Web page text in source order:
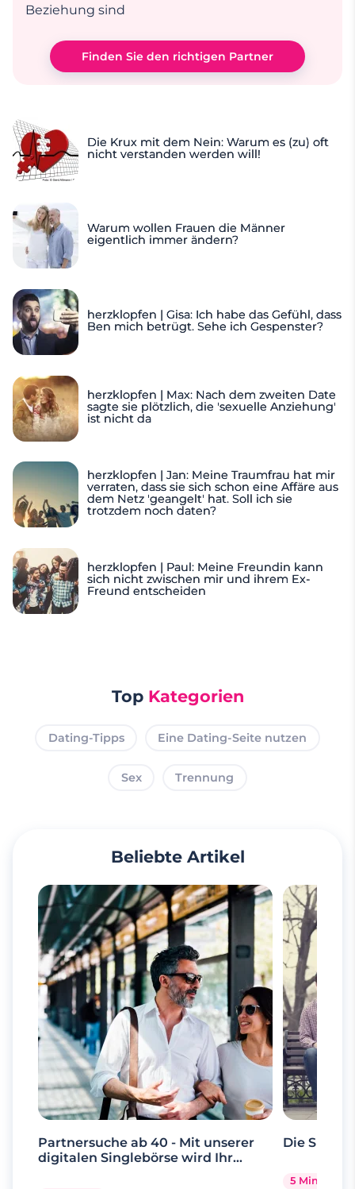
Beziehung sind
Finden Sie den richtigen Partner
Die Krux mit dem Nein: Warum es (zu) oft
nicht verstanden werden will!
Warum wollen Frauen die Männer
eigentlich immer ändern?
herzklopfen | Gisa: Ich habe das Gefühl, dass
Ben mich betrügt. Sehe ich Gespenster?
herzklopfen | Max: Nach dem zweiten Date
sagte sie plötzlich, die 'sexuelle Anziehung'
ist nicht da
herzklopfen | Jan: Meine Traumfrau hat mir
verraten, dass sie sich schon eine Affäre aus
dem Netz 'geangelt' hat. Soll ich sie
trotzdem noch daten?
herzklopfen | Paul: Meine Freundin kann
sich nicht zwischen mir und ihrem Ex-
Freund entscheiden
Top Kategorien
Dating-Tipps Eine Dating-Seite nutzen
Sex Trennung
Beliebte Artikel
Partnersuche ab 40 - Mit unserer
digitalen Singlebörse wird Ihr
Die Suche
5 Minuten